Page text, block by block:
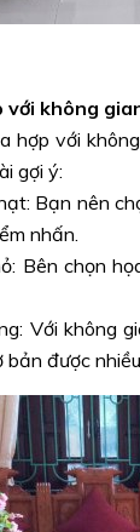
với không
hợp với
gợi ý:
Bạn nên
nhấn.
Bên chọn
Với không
được